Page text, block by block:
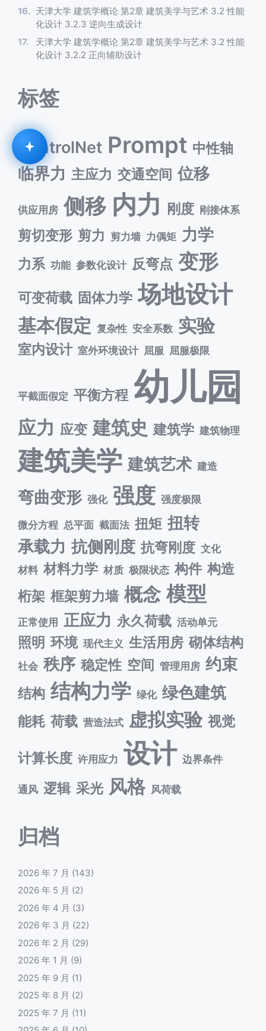
天津大学 建筑学概论 第2章 建筑美学与艺术 3.2 性能
化设计 3.2.3 逆向生成设计
天津大学 建筑学概论 第2章 建筑美学与艺术 3.2 性能
化设计 3.2.2 正向辅助设计
标签
ControlNet Prompt 中性轴
临界力 主应力 交通空间 位移
供应用房 侧移 内力 刚度 刚接体系
剪切变形 剪力 剪力墙 力偶矩 力学
力系 功能 参数化设计 反弯点 变形
可变荷载 固体力学 场地设计
基本假定 复杂性 安全系数 实验
室内设计 室外环境设计 屈服 屈服极限
平截面假定 平衡方程 幼儿园
应力 应变 建筑史 建筑学 建筑物理
建筑美学 建筑艺术 建造
弯曲变形 强化 强度 强度极限
微分方程 总平面 截面法 扭矩 扭转
承载力 抗侧刚度 抗弯刚度 文化
材料 材料力学 材质 极限状态 构件 构造
桁架 框架剪力墙 概念 模型
正常使用 正应力 永久荷载 活动单元
照明 环境 现代主义 生活用房 砌体结构
社会 秩序 稳定性 空间 管理用房 约束
结构 结构力学 绿化 绿色建筑
能耗 荷载 营造法式 虚拟实验 视觉
计算长度 许用应力 设计 边界条件
通风 逻辑 采光 风格 风荷载
归档
2026 年 7 月 (143)
2026 年 5 月 (2)
2026 年 4 月 (3)
2026 年 3 月 (22)
2026 年 2 月 (29)
2026 年 1 月 (9)
2025 年 9 月 (1)
2025 年 8 月 (2)
2025 年 7 月 (11)